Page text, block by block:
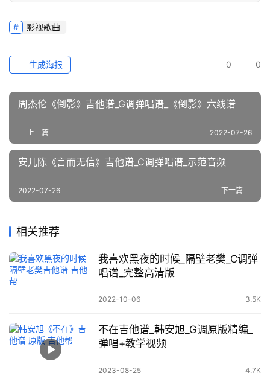
影视歌曲
0 0
生成海报
周杰伦《倒影》吉他谱_G调弹唱谱_《倒影》六线谱
上一篇 2022-07-26
安儿陈《言而无信》吉他谱_C调弹唱谱_示范音频
下一篇
2022-07-26
相关推荐
我喜欢黑夜的时候_隔壁老樊_C调弹
唱谱_完整高清版
2022-10-06 3.5K
不在吉他谱_韩安旭_G调原版精编_
弹唱+教学视频
2023-08-25 4.7K